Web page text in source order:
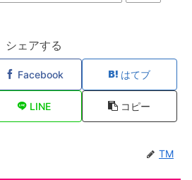
シェアする
Facebook はてブ
LINE コピー
TM